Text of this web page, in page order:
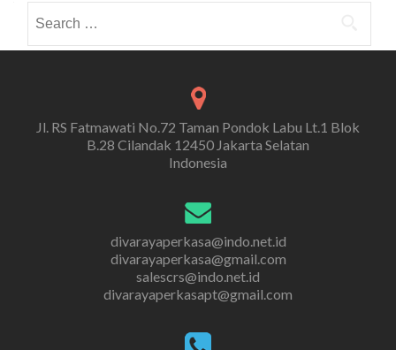
for:
Jl. RS Fatmawati No.72 Taman Pondok Labu Lt.1 Blok
B.28 Cilandak 12450 Jakarta Selatan
Indonesia
divarayaperkasa@indo.net.id
divarayaperkasa@gmail.com
salescrs@indo.net.id
divarayaperkasapt@gmail.com